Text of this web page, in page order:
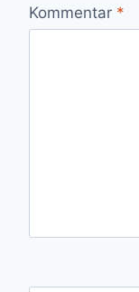
Kommentar *